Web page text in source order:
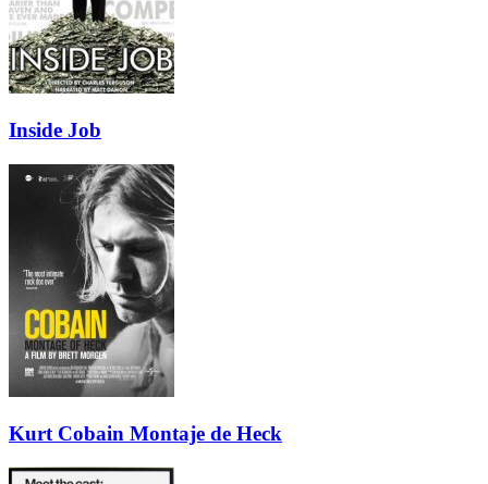
Inside Job
Kurt Cobain Montaje de Heck